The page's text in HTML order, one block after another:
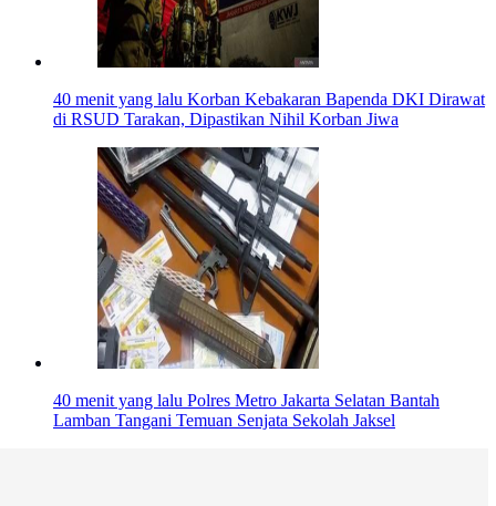
40 menit yang lalu Korban Kebakaran Bapenda DKI Dirawat
di RSUD Tarakan, Dipastikan Nihil Korban Jiwa
40 menit yang lalu Polres Metro Jakarta Selatan Bantah
Lamban Tangani Temuan Senjata Sekolah Jaksel